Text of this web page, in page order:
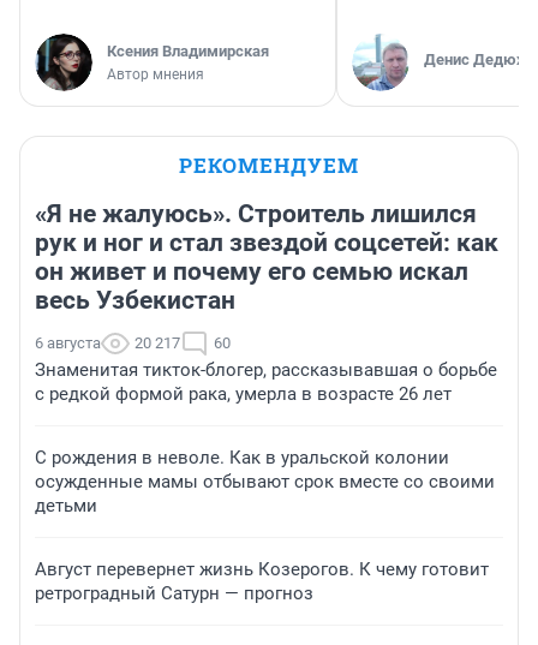
Ксения Владимирская
Автор мнения
Денис
РЕКОМЕНДУЕМ
«Я не жалуюсь». Строитель лишился
рук и ног и стал звездой соцсетей: как
он живет и почему его семью искал
весь Узбекистан
6 августа 20 217 60
Знаменитая тикток-блогер, рассказывавшая о борьбе
с редкой формой рака, умерла в возрасте 26 лет
С рождения в неволе. Как в уральской колонии
осужденные мамы отбывают срок вместе со своими
детьми
Август перевернет жизнь Козерогов. К чему готовит
ретроградный Сатурн — прогноз